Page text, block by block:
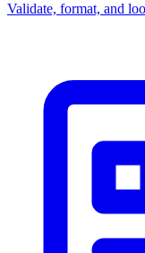
Validate, format, and